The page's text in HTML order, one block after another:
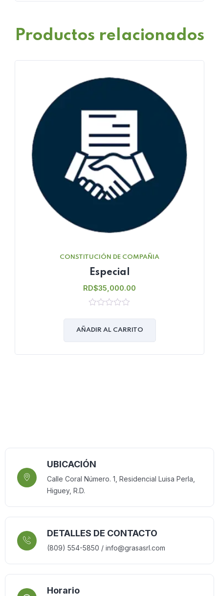
Productos relacionados
CONSTITUCIÓN DE COMPAÑIA
Especial
RD$35,000.00
of
AÑADIR AL CARRITO
UBICACIÓN
Calle Coral Número. 1, Residencial Luisa Perla,
Higuey, R.D.
DETALLES DE CONTACTO
(809) 554-5850 / info@grasasrl.com
Horario